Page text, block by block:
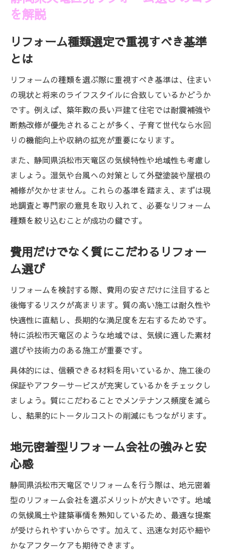
を解説
リフォーム種類選定で重視すべき基準
とは
リフォームの種類を選ぶ際に重視すべき基準は、住まい
の現状と将来のライフスタイルに合致しているかどうか
です。例えば、築年数の長い戸建て住宅では耐震補強や
断熱改修が優先されることが多く、子育て世代なら水回
りの機能向上や収納の拡充が重要になります。
また、静岡県浜松市天竜区の気候特性や地域性も考慮し
ましょう。湿気や台風への対策として外壁塗装や屋根の
補修が欠かせません。これらの基準を踏まえ、まずは現
地調査と専門家の意見を取り入れて、必要なリフォーム
種類を絞り込むことが成功の鍵です。
費用だけでなく質にこだわるリフォー
ム選び
リフォームを検討する際、費用の安さだけに注目すると
後悔するリスクが高まります。質の高い施工は耐久性や
快適性に直結し、長期的な満足度を左右するためです。
特に浜松市天竜区のような地域では、気候に適した素材
選びや技術力のある施工が重要です。
具体的には、信頼できる材料を用いているか、施工後の
保証やアフターサービスが充実しているかをチェックし
ましょう。質にこだわることでメンテナンス頻度を減ら
し、結果的にトータルコストの削減にもつながります。
地元密着型リフォーム会社の強みと安
心感
静岡県浜松市天竜区でリフォームを行う際は、地元密着
型のリフォーム会社を選ぶメリットが大きいです。地域
の気候風土や建築事情を熟知しているため、最適な提案
が受けられやすいからです。加えて、迅速な対応や細や
かなアフターケアも期待できます。